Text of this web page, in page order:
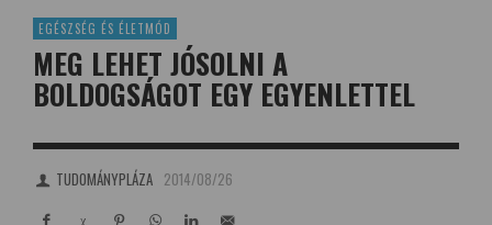
EGÉSZSÉG ÉS ÉLETMÓD
MEG LEHET JÓSOLNI A
BOLDOGSÁGOT EGY EGYENLETTEL
TUDOMÁNYPLÁZA 2014/08/26